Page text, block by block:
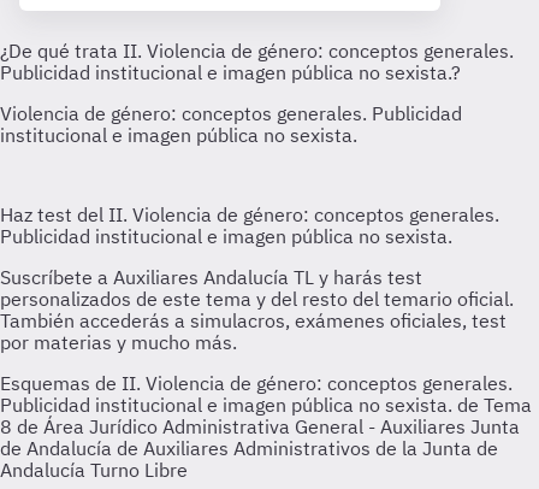
Esquemas de II. Violencia de género: conceptos generales.
Publicidad institucional e imagen pública no sexista. de Tema
8 de Área Jurídico Administrativa General - Auxiliares Junta
de Andalucía de Auxiliares Administrativos de la Junta de
Andalucía Turno Libre